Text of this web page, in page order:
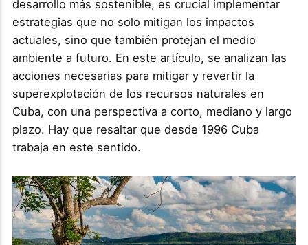
desarrollo más sostenible, es crucial implementar
estrategias que no solo mitigan los impactos
actuales, sino que también protejan el medio
ambiente a futuro. En este artículo, se analizan las
acciones necesarias para mitigar y revertir la
superexplotación de los recursos naturales en
Cuba, con una perspectiva a corto, mediano y largo
plazo. Hay que resaltar que desde 1996 Cuba
trabaja en este sentido.